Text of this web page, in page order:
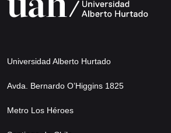
Universidad Alberto Hurtado
Avda. Bernardo O’Higgins 1825
Metro Los Héroes